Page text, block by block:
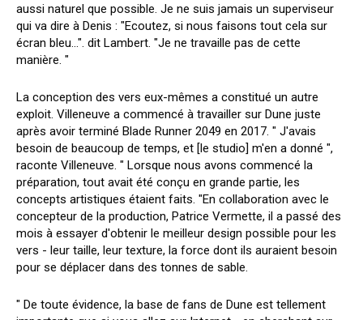
aussi naturel que possible. Je ne suis jamais un superviseur
qui va dire à Denis : "Ecoutez, si nous faisons tout cela sur
écran bleu...". dit Lambert. "Je ne travaille pas de cette
manière. "
La conception des vers eux-mêmes a constitué un autre
exploit. Villeneuve a commencé à travailler sur Dune juste
après avoir terminé Blade Runner 2049 en 2017. " J'avais
besoin de beaucoup de temps, et [le studio] m'en a donné ",
raconte Villeneuve. " Lorsque nous avons commencé la
préparation, tout avait été conçu en grande partie, les
concepts artistiques étaient faits. "En collaboration avec le
concepteur de la production, Patrice Vermette, il a passé des
mois à essayer d'obtenir le meilleur design possible pour les
vers - leur taille, leur texture, la force dont ils auraient besoin
pour se déplacer dans des tonnes de sable.
" De toute évidence, la base de fans de Dune est tellement